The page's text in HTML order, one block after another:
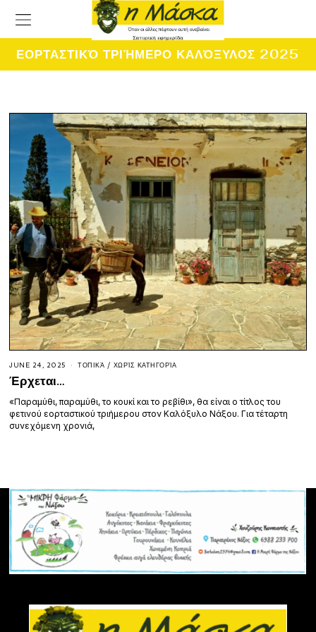
ΕΟΡΤΑΣΤΙΚΌ ΤΡΙΉΜΕΡΟ ΚΑΛΌΞΥΛΟΣ 2025
JUNE 24, 2025 ΤΟΠΙΚΆ / ΧΩΡΊΣ ΚΑΤΗΓΟΡΊΑ
Έρχεται…
«Παραμύθι, παραμύθι, το κουκί και το ρεβίθι», θα είναι ο τίτλος του
φετινού εορταστικού τριήμερου στον Καλόξυλο Νάξου. Για τέταρτη
συνεχόμενη χρονιά,